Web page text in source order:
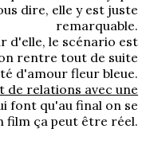
dire, elle y est juste
remarquable.
d'elle, le scénario est
rentre tout de suite
d'amour fleur bleue.
de relations avec une
font qu'au final on se
film ça peut être réel.